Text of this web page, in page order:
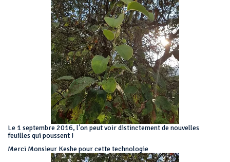
Le 1 septembre 2016, l’on peut voir distinctement de nouvelles
feuilles qui poussent !
Merci Monsieur Keshe pour cette technologie